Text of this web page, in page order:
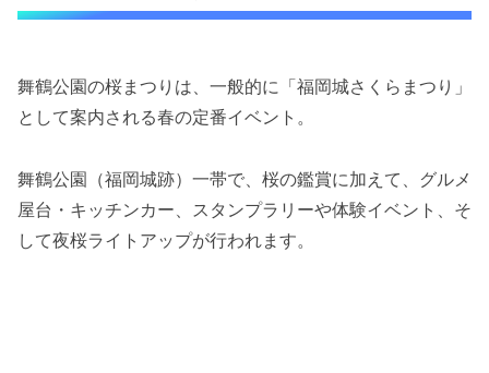
舞鶴公園の桜まつりは、一般的に「福岡城さくらまつり」
として案内される春の定番イベント。
舞鶴公園（福岡城跡）一帯で、桜の鑑賞に加えて、グルメ
屋台・キッチンカー、スタンプラリーや体験イベント、そ
して夜桜ライトアップが行われます。